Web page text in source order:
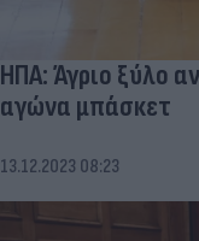
ΗΠΑ: Άγριο ξύλο
αγώνα μπάσκετ
13.12.2023 08:23